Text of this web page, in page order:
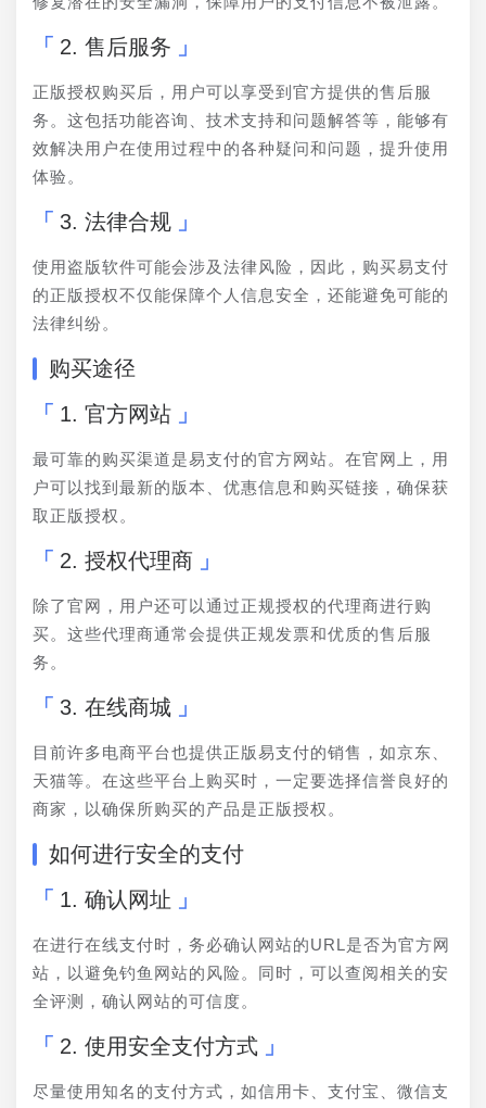
2. 售后服务
正版授权购买后，用户可以享受到官方提供的售后服
务。这包括功能咨询、技术支持和问题解答等，能够有
效解决用户在使用过程中的各种疑问和问题，提升使用
体验。
3. 法律合规
使用盗版软件可能会涉及法律风险，因此，购买易支付
的正版授权不仅能保障个人信息安全，还能避免可能的
法律纠纷。
购买途径
1. 官方网站
最可靠的购买渠道是易支付的官方网站。在官网上，用
户可以找到最新的版本、优惠信息和购买链接，确保获
取正版授权。
2. 授权代理商
除了官网，用户还可以通过正规授权的代理商进行购
买。这些代理商通常会提供正规发票和优质的售后服
务。
3. 在线商城
目前许多电商平台也提供正版易支付的销售，如京东、
天猫等。在这些平台上购买时，一定要选择信誉良好的
商家，以确保所购买的产品是正版授权。
如何进行安全的支付
1. 确认网址
在进行在线支付时，务必确认网站的URL是否为官方网
站，以避免钓鱼网站的风险。同时，可以查阅相关的安
全评测，确认网站的可信度。
2. 使用安全支付方式
尽量使用知名的支付方式，如信用卡、支付宝、微信支